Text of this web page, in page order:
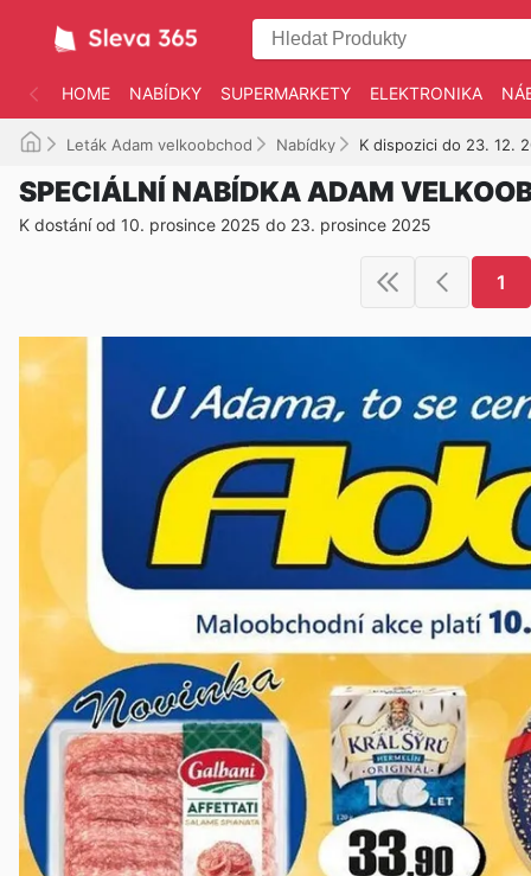
HOME NABÍDKY SUPERMARKETY ELEKTRONIKA
Leták Adam velkoobchod Nabídky K dispozici do 23. 12.
SPECIÁLNÍ NABÍDKA ADAM
K dostání od 10. prosince 2025 do 23. prosince 2025
1